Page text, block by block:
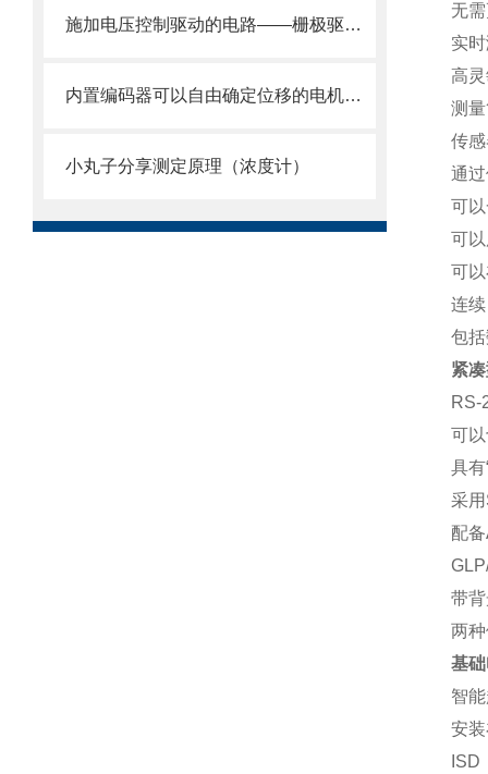
施加电压控制驱动的电路——栅极驱动器
内置编码器可以自由确定位移的电机——伺服电机
小丸子分享测定原理（浓度计）
无
实
高
测
传
通
可
可
可
连
包
紧
RS-
可
具有
采
配
带
两
基
智
安
ISD